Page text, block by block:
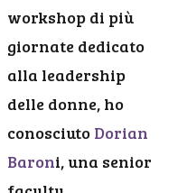
workshop di più
giornate dedicato
alla leadership
delle donne, ho
conosciuto Dorian
Baroni, una senior